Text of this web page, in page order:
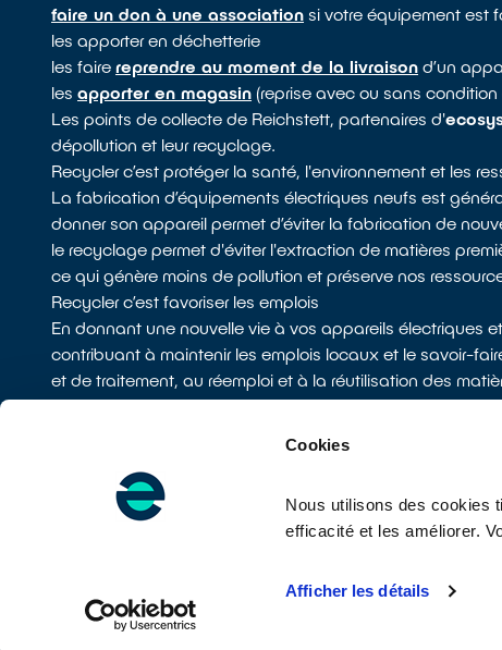
Cookies
Nous utilisons des cookies
efficacité et les améliorer.
Afficher les détails
faire un don à une association si votre équipement est
les apporter en déchetterie
les fairereprendre au moment de la livraison d’un
lesapporter en magasin (reprise avec ou sans
Les points de collecte de Reichstett, partenaires d'
dépollution et leur recyclage.
Recycler c’est protéger la santé, l'environnement et les
La fabrication d’équipements électriques neufs est
donner son appareil permet d’éviter la fabrication de
le recyclage permet d'éviter l'extraction de matières
ce qui génère moins de pollution et préserve nos
Recycler c’est favoriser les emplois
En donnant une nouvelle vie à vos appareils électriques
contribuant à maintenir les emplois locaux et le savoir-
et de traitement, au réemploi et à la réutilisation des
de distribution). Cela représente 14500 emplois en
Points de collecteQue deviennent vos appareils ?